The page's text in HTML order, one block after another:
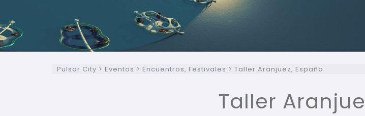
Pulsar City > Eventos > Encuentros, Festivales > Taller Aranjuez, España
Taller